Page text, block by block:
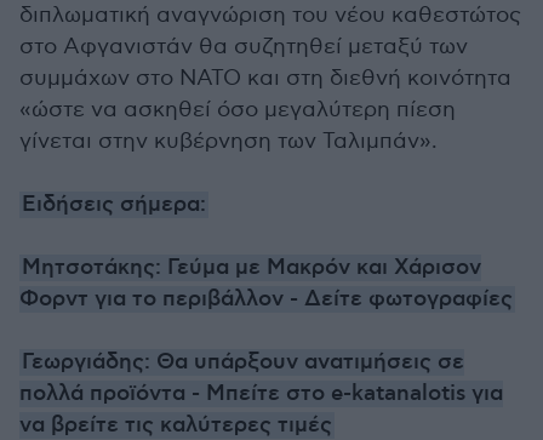
διπλωματική αναγνώριση του νέου καθεστώτος
στο Αφγανιστάν θα συζητηθεί μεταξύ των
συμμάχων στο ΝΑΤΟ και στη διεθνή κοινότητα
«ώστε να ασκηθεί όσο μεγαλύτερη πίεση
γίνεται στην κυβέρνηση των Ταλιμπάν».
Ειδήσεις σήμερα:
Μητσοτάκης: Γεύμα με Μακρόν και Χάρισον
Φορντ για το περιβάλλον - Δείτε φωτογραφίες
Γεωργιάδης: Θα υπάρξουν ανατιμήσεις σε
πολλά προϊόντα - Μπείτε στο e-katanalotis για
να βρείτε τις καλύτερες τιμές